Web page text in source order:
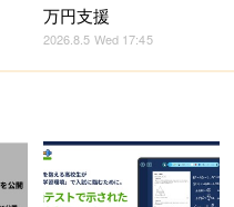
万円支援
2026.8.5 Wed 17:45